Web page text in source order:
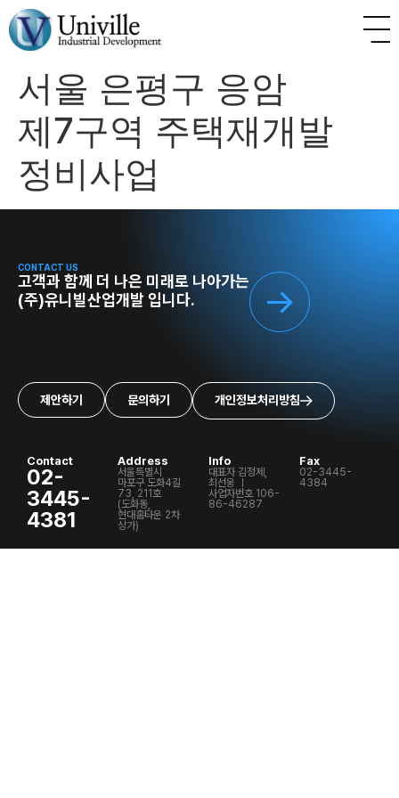
서울 은평구 응암
제7구역 주택재개발
정비사업
CONTACT US
고객과 함께 더 나은 미래로 나아가는
(주)유니빌산업개발 입니다.
제안하기 문의하기 개인정보처리방침
Contact
02-
3445-
4381
Address
서울특별시
마포구 도화4길
73, 211호
(도화동,
현대홈타운 2차
상가)
Info
대표자 김정제,
최선웅 ㅣ
사업자번호 106-
86-46287
Fax
02-3445-
4384